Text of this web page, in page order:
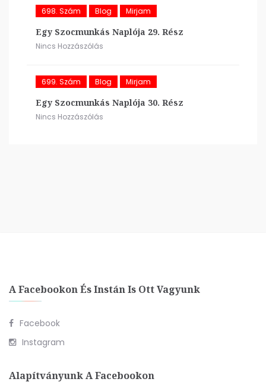
698. Szám Blog Mirjam
Egy Szocmunkás Naplója 29. Rész
Nincs Hozzászólás
699. Szám Blog Mirjam
Egy Szocmunkás Naplója 30. Rész
Nincs Hozzászólás
A Facebookon És Instán Is Ott Vagyunk
Facebook
Instagram
Alapítványunk A Facebookon